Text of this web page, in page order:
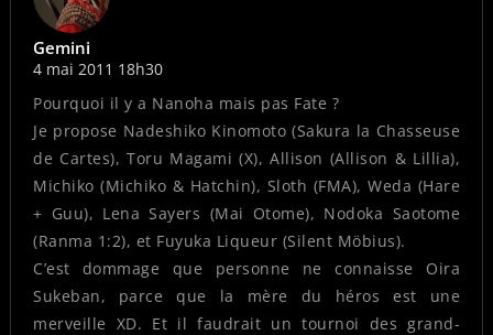
Gemini
4 mai 2011 18h30
Pourquoi il y a Nanoha mais pas Fate ?
Je propose Nadeshiko Kinomoto (Sakura la Chasseuse
de Cartes), Toru Magami (X), Allison (Allison & Lillia),
Michiko (Michiko & Hatchin), Sloth (FMA), Weda (Hare
+ Guu), Lena Sayers (Mai Otome), Nodoka Saotome
(Ranma 1:2), et Fuyuka Liqueur (Silent Möbius).
C’est dommage que personne ne connaisse Oira
Sukeban, parce que la mère du héros est une
merveille XD. Et il faudrait un tournoi des grand-